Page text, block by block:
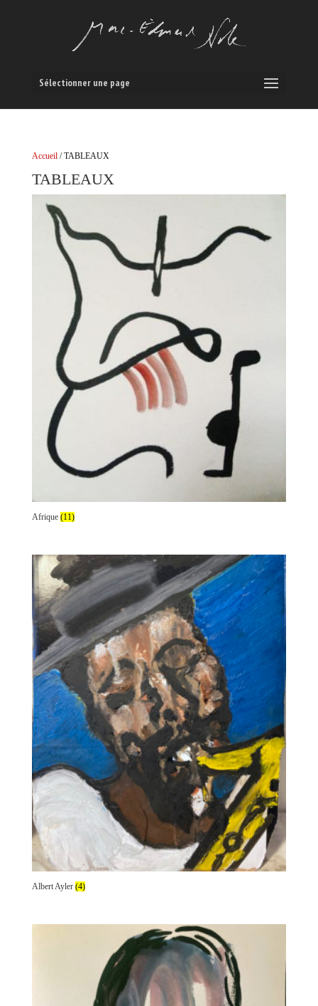
Sélectionner une page
Accueil/ TABLEAUX
TABLEAUX
Afrique (11)
Albert Ayler (4)